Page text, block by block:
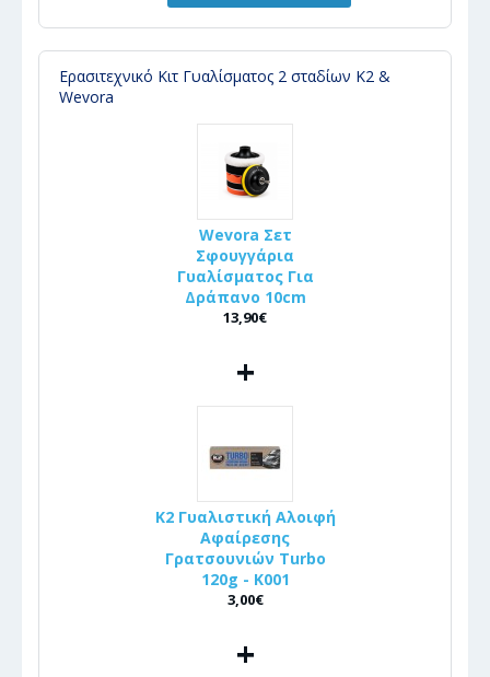
Ερασιτεχνικό Κιτ Γυαλίσματος 2 σταδίων K2 &
Wevora
Wevora Σετ
Σφουγγάρια
Γυαλίσματος Για
Δράπανο 10cm
13,90€
+
K2 Γυαλιστική Αλοιφή
Αφαίρεσης
Γρατσουνιών Turbo
120g - K001
3,00€
+